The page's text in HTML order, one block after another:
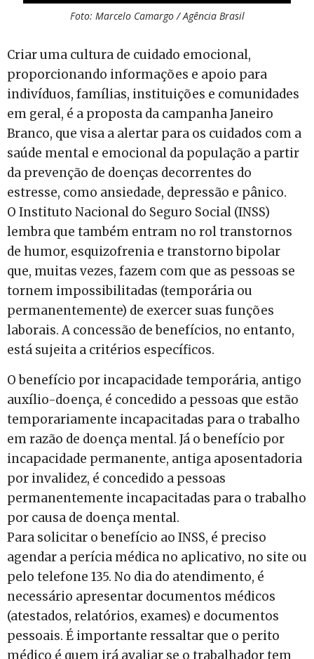
Foto: Marcelo Camargo / Agência Brasil
Criar uma cultura de cuidado emocional,
proporcionando informações e apoio para
indivíduos, famílias, instituições e comunidades
em geral, é a proposta da campanha Janeiro
Branco, que visa a alertar para os cuidados com a
saúde mental e emocional da população a partir
da prevenção de doenças decorrentes do
estresse, como ansiedade, depressão e pânico.
O Instituto Nacional do Seguro Social (INSS)
lembra que também entram no rol transtornos
de humor, esquizofrenia e transtorno bipolar
que, muitas vezes, fazem com que as pessoas se
tornem impossibilitadas (temporária ou
permanentemente) de exercer suas funções
laborais. A concessão de benefícios, no entanto,
está sujeita a critérios específicos.
O benefício por incapacidade temporária, antigo
auxílio-doença, é concedido a pessoas que estão
temporariamente incapacitadas para o trabalho
em razão de doença mental. Já o benefício por
incapacidade permanente, antiga aposentadoria
por invalidez, é concedido a pessoas
permanentemente incapacitadas para o trabalho
por causa de doença mental.
Para solicitar o benefício ao INSS, é preciso
agendar a perícia médica no aplicativo, no site ou
pelo telefone 135. No dia do atendimento, é
necessário apresentar documentos médicos
(atestados, relatórios, exames) e documentos
pessoais. É importante ressaltar que o perito
médico é quem irá avaliar se o trabalhador tem